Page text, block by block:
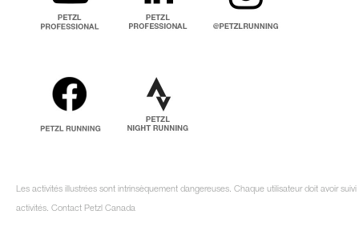
Les activités illustrées sont intrinsèquement dangereuses. Chaque utilisateur doit avoir
activités. Contact Petzl Canada